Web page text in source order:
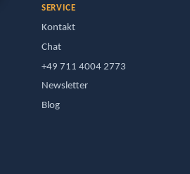
SERVICE
Kontakt
Chat
+49 711 4004 2773
Newsletter
Blog